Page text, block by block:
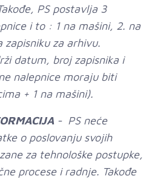
PS postavlja 3
i to : 1 na mašini, 2. na
za arhivu.
datum, broj zapisnika i
nalepnice moraju biti
+ 1 na mašini).
- PS neće
o poslovanju svojih
za tehnološke postupke,
procese i radnje. Takođe